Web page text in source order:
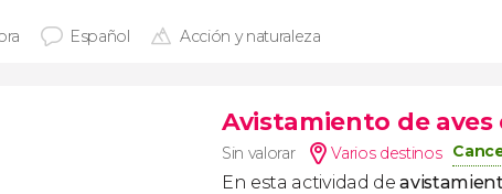
Español Acción y naturaleza
Avistamiento de aves
Sin valorar Varios destinos
En esta actividad de